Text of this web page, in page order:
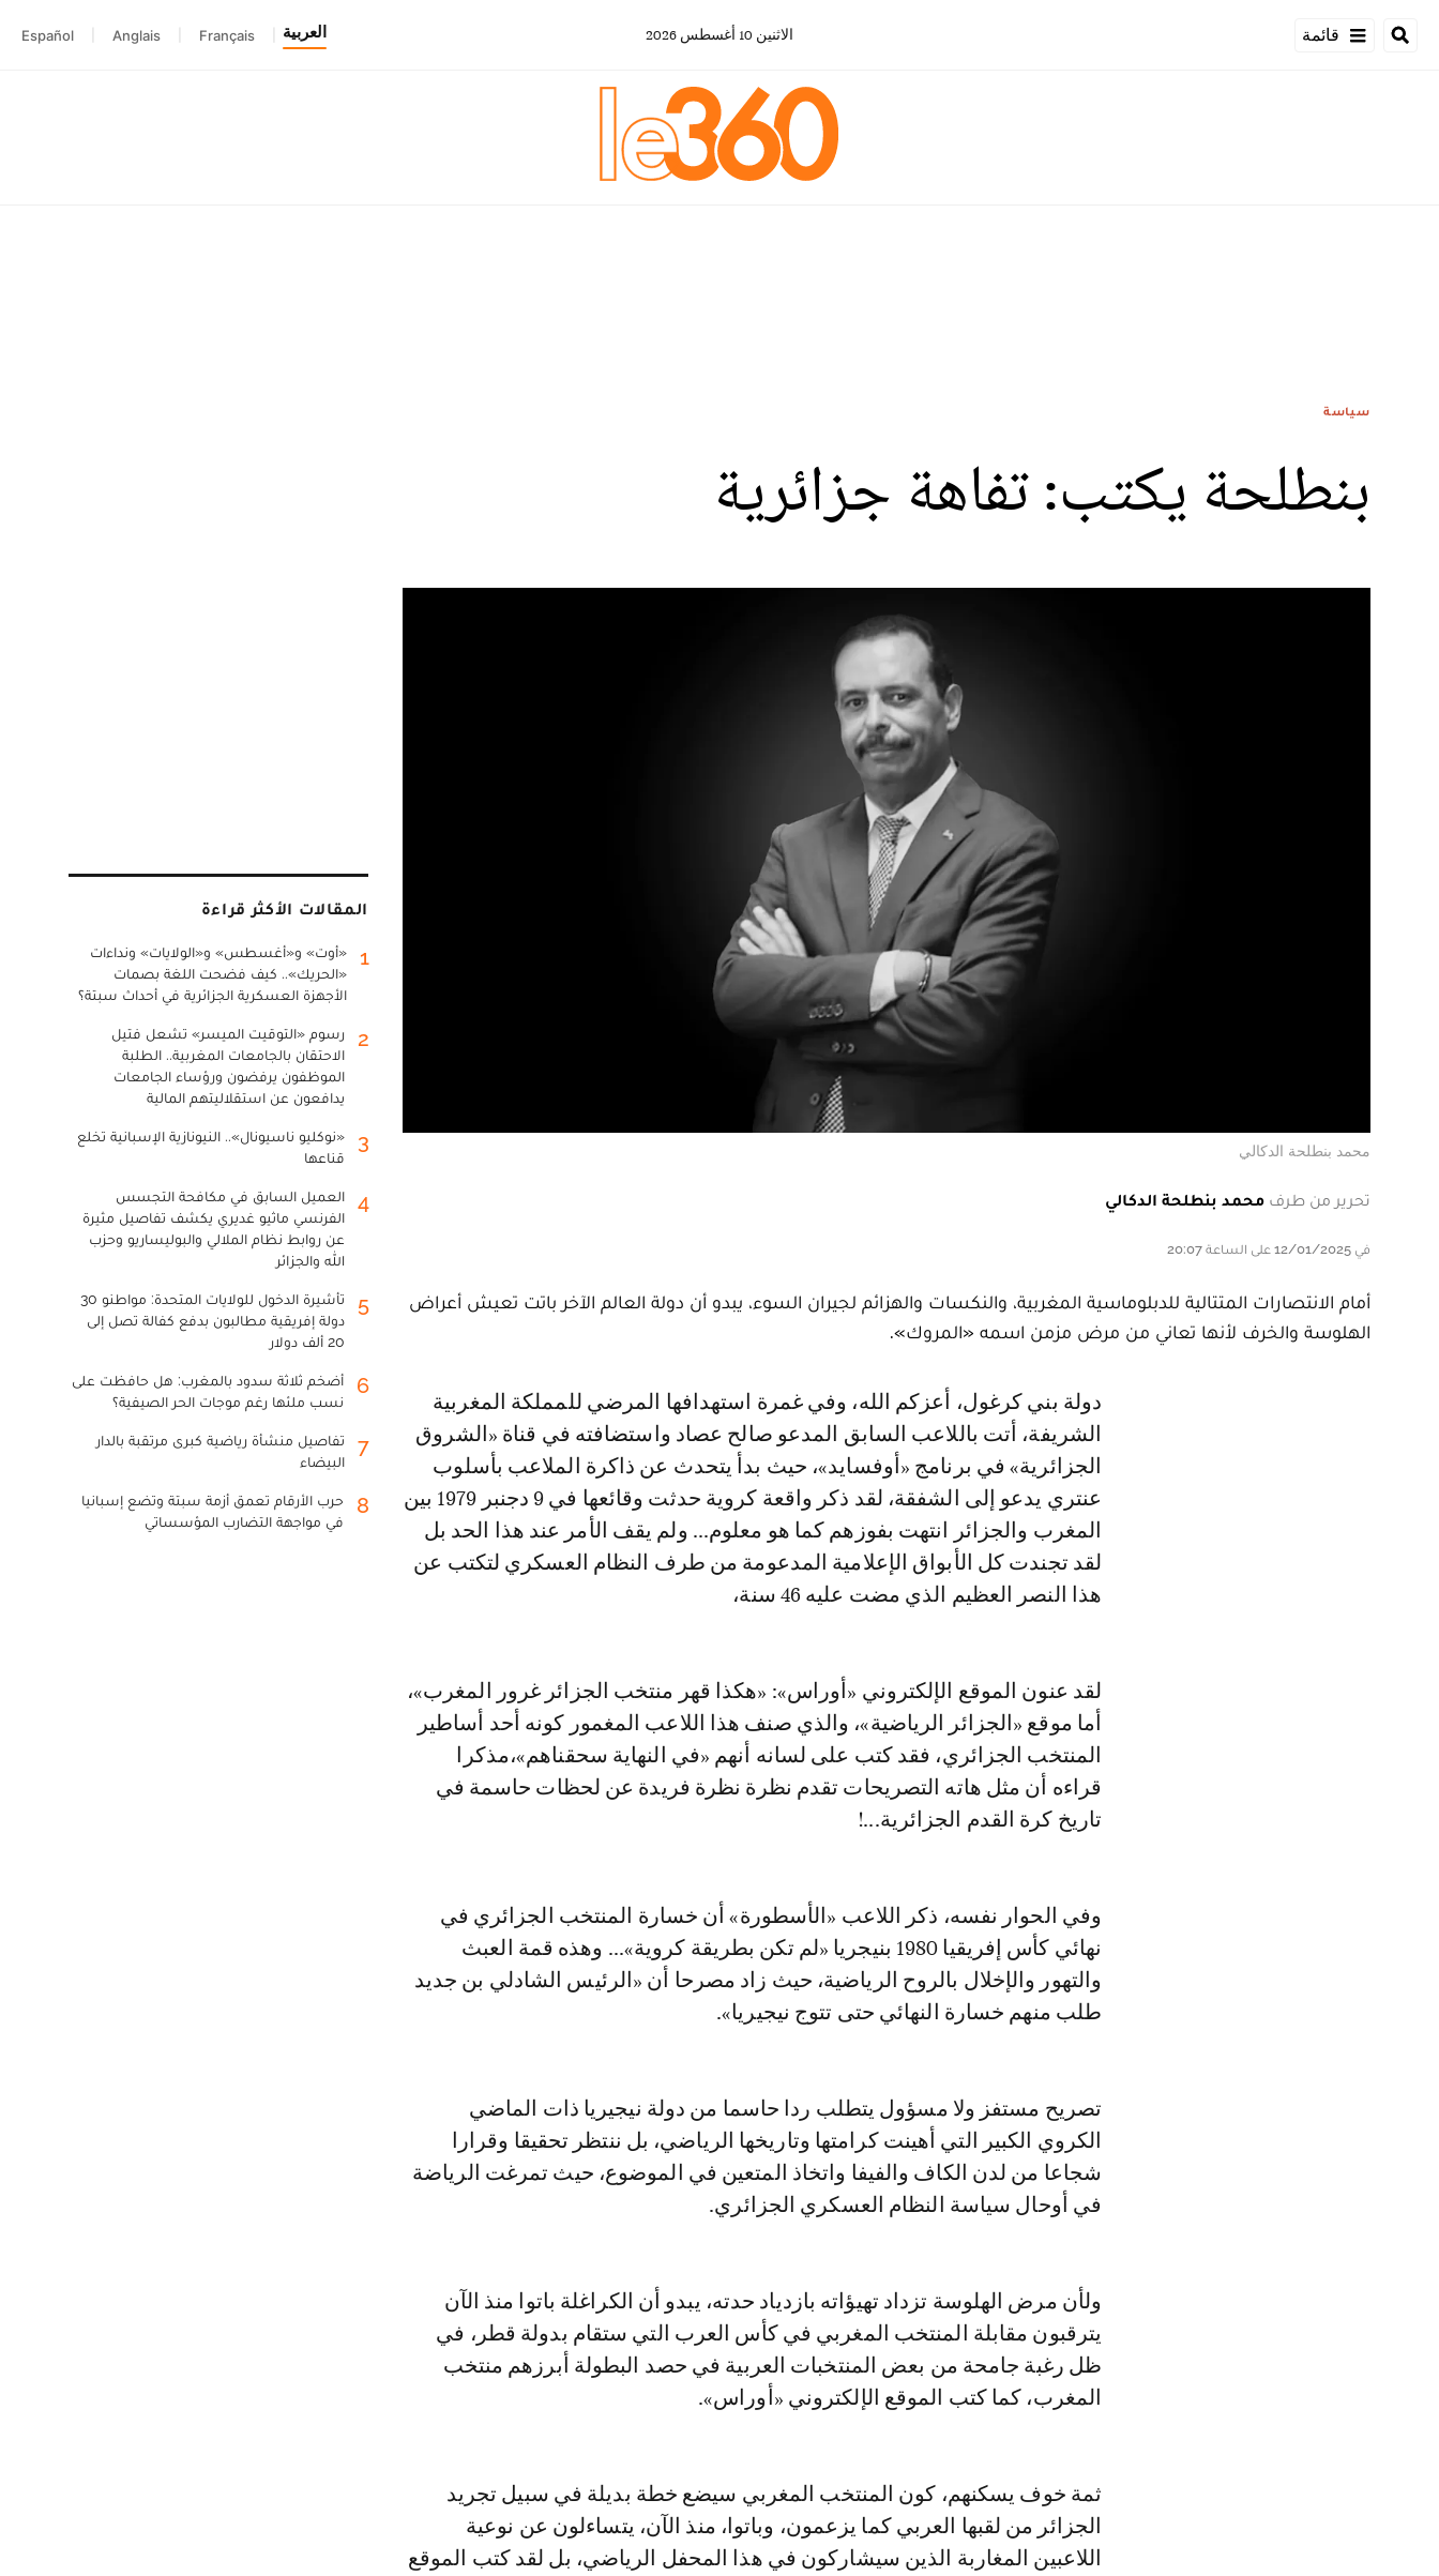
قائمة الاثنين 10 أغسطس 2026 العربية Français
Anglais
Español
سياسة
بنطلحة يكتب: تفاهة جزائرية
محمد بنطلحة الدكالي
تحرير من طرف محمد بنطلحة الدكالي
في 12/01/2025 على الساعة 20:07
أمام الانتصارات المتتالية للدبلوماسية المغربية، والنكسات والهزائم لجيران السوء، يبدو أن دولة العالم الآخر باتت تعيش أعراض
الهلوسة والخرف لأنها تعاني من مرض مزمن اسمه «المروك».
دولة بني كرغول، أعزكم الله، وفي غمرة استهدافها المرضي للمملكة المغربية
الشريفة، أتت باللاعب السابق المدعو صالح عصاد واستضافته في قناة «الشروق
الجزائرية» في برنامج «أوفسايد»، حيث بدأ يتحدث عن ذاكرة الملاعب بأسلوب
عنتري يدعو إلى الشفقة، لقد ذكر واقعة كروية حدثت وقائعها في 9 دجنبر 1979 بين
المغرب والجزائر انتهت بفوزهم كما هو معلوم... ولم يقف الأمر عند هذا الحد بل
لقد تجندت كل الأبواق الإعلامية المدعومة من طرف النظام العسكري لتكتب عن
هذا النصر العظيم الذي مضت عليه 46 سنة،
لقد عنون الموقع الإلكتروني «أوراس»: «هكذا قهر منتخب الجزائر غرور المغرب»،
أما موقع «الجزائر الرياضية»، والذي صنف هذا اللاعب المغمور كونه أحد أساطير
المنتخب الجزائري، فقد كتب على لسانه أنهم «في النهاية سحقناهم»،مذكرا
قراءه أن مثل هاته التصريحات تقدم نظرة نظرة فريدة عن لحظات حاسمة في
تاريخ كرة القدم الجزائرية...!
وفي الحوار نفسه، ذكر اللاعب «الأسطورة» أن خسارة المنتخب الجزائري في
نهائي كأس إفريقيا 1980 بنيجريا «لم تكن بطريقة كروية»... وهذه قمة العبث
والتهور والإخلال بالروح الرياضية، حيث زاد مصرحا أن «الرئيس الشادلي بن جديد
طلب منهم خسارة النهائي حتى تتوج نيجيريا».
تصريح مستفز ولا مسؤول يتطلب ردا حاسما من دولة نيجيريا ذات الماضي
الكروي الكبير التي أهينت كرامتها وتاريخها الرياضي، بل ننتظر تحقيقا وقرارا
شجاعا من لدن الكاف والفيفا واتخاذ المتعين في الموضوع، حيث تمرغت الرياضة
في أوحال سياسة النظام العسكري الجزائري.
ولأن مرض الهلوسة تزداد تهيؤاته بازدياد حدته، يبدو أن الكراغلة باتوا منذ الآن
يترقبون مقابلة المنتخب المغربي في كأس العرب التي ستقام بدولة قطر، في
ظل رغبة جامحة من بعض المنتخبات العربية في حصد البطولة أبرزهم منتخب
المغرب، كما كتب الموقع الإلكتروني «أوراس».
ثمة خوف يسكنهم، كون المنتخب المغربي سيضع خطة بديلة في سبيل تجريد
الجزائر من لقبها العربي كما يزعمون، وباتوا، منذ الآن، يتساءلون عن نوعية
اللاعبين المغاربة الذين سيشاركون في هذا المحفل الرياضي، بل لقد كتب الموقع
المقالات الأكثر قراءة
1
«أوت» و«أغسطس» و«الولايات» ونداءات
«الحريك».. كيف فضحت اللغة بصمات
الأجهزة العسكرية الجزائرية في أحداث سبتة؟
2
رسوم «التوقيت الميسر» تشعل فتيل
الاحتقان بالجامعات المغربية.. الطلبة
الموظفون يرفضون ورؤساء الجامعات
يدافعون عن استقلاليتهم المالية
3
«نوكليو ناسيونال».. النيونازية الإسبانية تخلع
قناعها
4
العميل السابق في مكافحة التجسس
الفرنسي ماثيو غديري يكشف تفاصيل مثيرة
عن روابط نظام الملالي والبوليساريو وحزب
الله والجزائر
5
تأشيرة الدخول للولايات المتحدة: مواطنو 30
دولة إفريقية مطالبون بدفع كفالة تصل إلى
20 ألف دولار
6
أضخم ثلاثة سدود بالمغرب: هل حافظت على
نسب ملئها رغم موجات الحر الصيفية؟
7
تفاصيل منشأة رياضية كبرى مرتقبة بالدار
البيضاء
8
حرب الأرقام تعمق أزمة سبتة وتضع إسبانيا
في مواجهة التضارب المؤسساتي